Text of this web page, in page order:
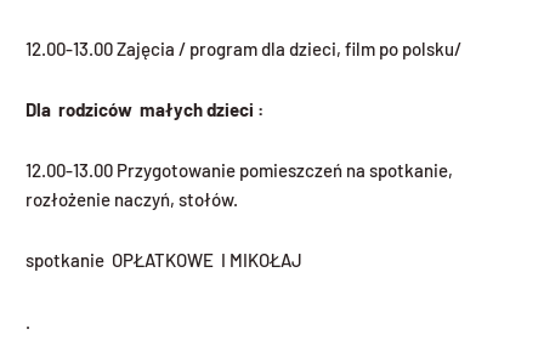
12.00-13.00 Zajęcia / program dla dzieci, film po polsku/
Dla rodziców małych dzieci :
12.00-13.00 Przygotowanie pomieszczeń na spotkanie,
rozłożenie naczyń, stołów.
spotkanie OPŁATKOWE I MIKOŁAJ
.